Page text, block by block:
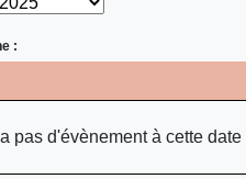
:
a pas d'évènement à cette date